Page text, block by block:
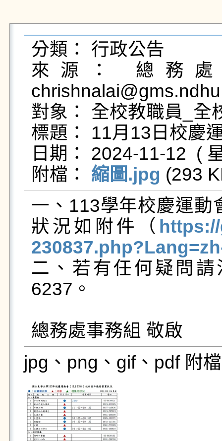
分類： 行政公告
來源： 總務
對象： 全校教職員_全
標題： 11月13日校慶
日期： 2024-11-12  (
附檔： 縮圖.jpg (293
一、113學年校慶運動
狀況如附件（
二、若有任何疑問
6237。
總務處事務組 敬啟
jpg、png、gif、pdf 附